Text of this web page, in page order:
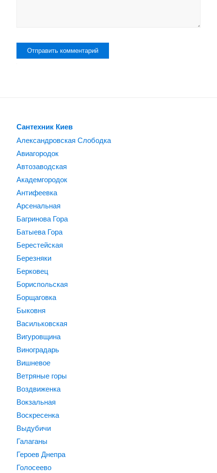
Сантехник Киев
Александровская Слободка
Авиагородок
Автозаводская
Академгородок
Антифеевка
Арсенальная
Багринова Гора
Батыева Гора
Берестейская
Березняки
Берковец
Бориспольская
Борщаговка
Быковня
Васильковская
Вигуровщина
Виноградарь
Вишневое
Ветряные горы
Воздвиженка
Вокзальная
Воскресенка
Выдубичи
Галаганы
Героев Днепра
Голосеево